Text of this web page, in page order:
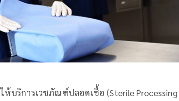
ห้บริการเวชภัณฑ์ปลอดเชื้อ (Sterile Processing